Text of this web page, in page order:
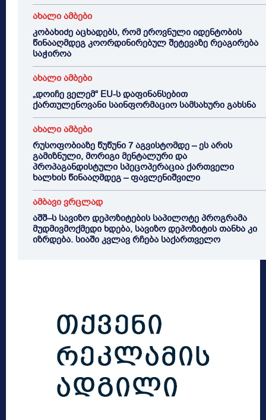
ახალი ამბები
კობახიძე აცხადებს, რომ ეროვნული იდენტობის
წინააღმდეგ კოორდინირებულ შეტევაზე რეაგირება
საჭიროა
ახალი ამბები
„დოიჩე ველემ“ EU-ს დაფინანსებით
ქართულენოვანი საინფორმაციო სამსახური გახსნა
ახალი ამბები
რუსოფობიაზე წუწუნი 7 აგვისტომდე – ეს არის
გამიზნული, მორიგი მენტალური და
პროპაგანდისტული სპეცოპერაცია ქართველი
ხალხის წინააღმდეგ – ფავლენიშვილი
ამბავი ვრცლად
აშშ–ს სავიზო დეპოზიტების საპილოტე პროგრამა
მუდმივმოქმედი ხდება, სავიზო დეპოზიტის თანხა კი
იზრდება. სიაში კვლავ რჩება საქართველო